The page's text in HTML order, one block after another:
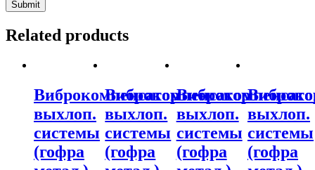
Related products
Виброкомпенсатор
выхлоп.
системы
(гофра
Виброкомпенсатор
выхлоп.
системы
(гофра
выхлоп.
системы
(гофра
выхлоп.
системы
(гофра